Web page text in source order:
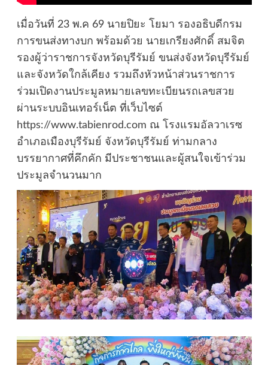
เมื่อวันที่ 23 พ.ค 69 นายปิยะ โยมา รองอธิบดีกรม
การขนส่งทางบก พร้อมด้วย นายเกรียงศักดิ์ สมจิต
รองผู้ว่าราชการจังหวัดบุรีรัมย์ ขนส่งจังหวัดบุรีรัมย์
และจังหวัดใกล้เคียง รวมถึงหัวหน้าส่วนราชการ
ร่วมเปิดงานประมูลหมายเลขทะเบียนรถเลขสวย
ผ่านระบบอินเทอร์เน็ต ที่เว็บไซต์
https://www.tabienrod.com ณ โรงแรมอัลวาเรซ
อำเภอเมืองบุรีรัมย์ จังหวัดบุรีรัมย์ ท่ามกลาง
บรรยากาศที่คึกคัก มีประชาชนและผู้สนใจเข้าร่วม
ประมูลจำนวนมาก